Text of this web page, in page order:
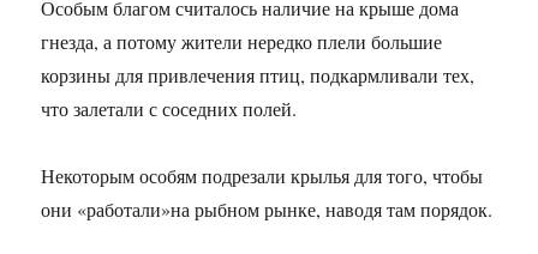
Особым благом считалось наличие на крыше дома
гнезда, а потому жители нередко плели большие
корзины для привлечения птиц, подкармливали тех,
что залетали с соседних полей.
Некоторым особям подрезали крылья для того, чтобы
они «работали»на рыбном рынке, наводя там порядок.